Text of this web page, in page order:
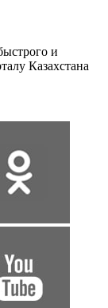
и
Казахстана